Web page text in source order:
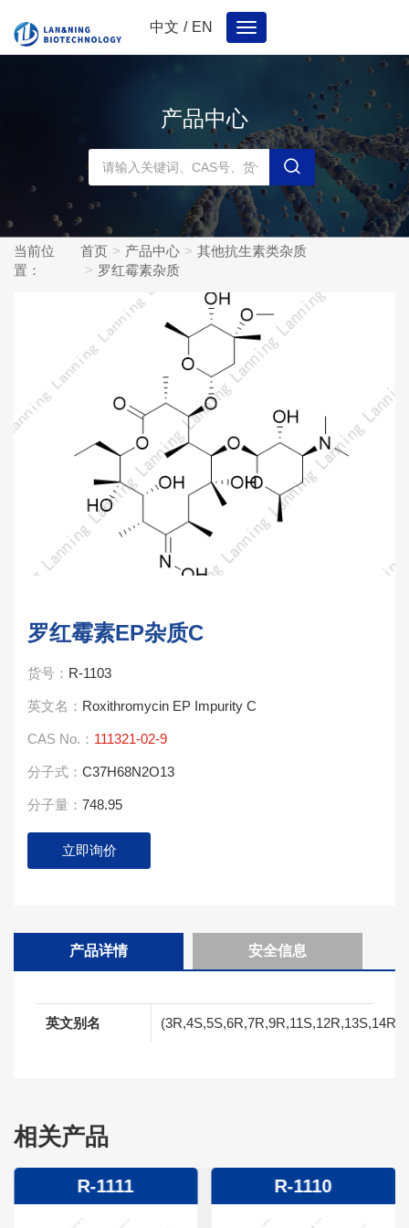
中文 / EN
Toggle
navigation
产品中心
当前位
置：
首页 产品中心
其他抗生素类杂质
罗红霉素杂质
罗红霉素EP杂质C
货号： R-1103
英文名： Roxithromycin EP Impurity C
CAS No.： 111321-02-9
分子式： C37H68N2O13
分子量： 748.95
立即询价
产品详情 安全信息
英文别名
相关产品
R-1111 R-1110